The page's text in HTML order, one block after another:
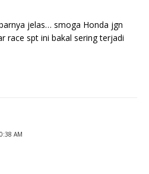
jelas… smoga Honda jgn
race spt ini bakal sering terjadi
AM